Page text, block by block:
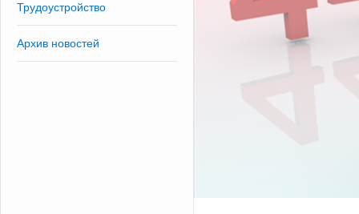
Трудоустройство
Архив новостей